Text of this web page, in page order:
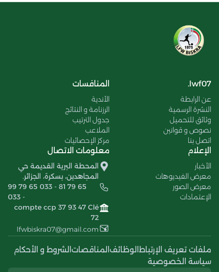
lwf07.
عن الرابطة
النشرة الرسمية
وثائق للتحميل
نصوص و قوانين
اتصل بنا
المنافسات
الأندية
الرزنامة و النتائج
جدول الترتيب
الملاعب
مركز الإحصائيات
الإعلام
الأخبار
معرض الفيديوهات
معرض الصور
الإعتمادات
معلومات الاتصال
المحطة البرية القديمة حي
المجاهدين، بسكرة، الجزائر.
99 79 65 033 - 81 79 65
033 -
compte ccp 37 93 47 Clé
72
lfwbiskra07@gmail.com
ملفات تعريف الإرتباط الوظائف المناقصات الشروط و الأحكام
سياسة الخصوصية